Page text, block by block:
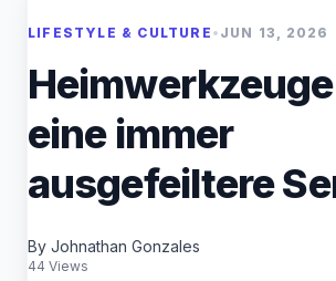
LIFESTYLE & CULTURE • JUN 13, 2026
eine immer
ausgefeiltere
By Johnathan Gonzales
44 Views